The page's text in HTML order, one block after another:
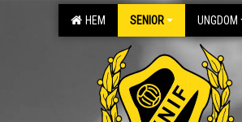
HEM SENIOR UNGDOM